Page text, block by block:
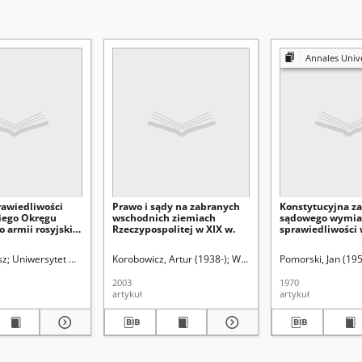
UMCS (Lublin)
Okręgu
armii rosyjskiej
Uniwersytet Marii Curie-Skłodowskiej (Lublin). Instytut Historii
Prawo i sądy na zabranych
wschodnich ziemiach
Rzeczypospolitej w XIX w.
Korobowicz, Artur (1938-) Witkowski, Wojciech (1946-)
2003
artykuł
Annales Universitatis Mariae
Konstytucyjna
sądowego
sprawiedliwości
Pomorski, Jan
1970
artykuł